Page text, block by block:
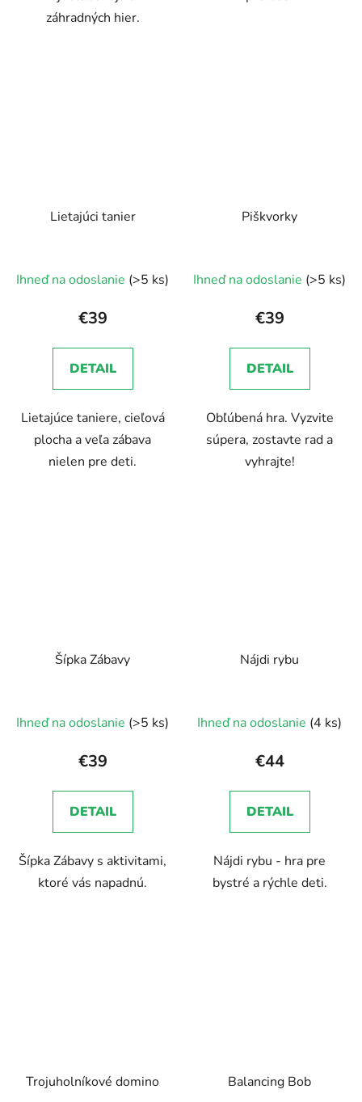
záhradných hier.
Lietajúci tanier
Ihneď na odoslanie (>5 ks)
€39
DETAIL
Lietajúce taniere, cieľová
plocha a veľa zábava
nielen pre deti.
Piškvorky
Ihneď na odoslanie (>5 ks)
€39
DETAIL
Obľúbená hra. Vyzvite
súpera, zostavte rad a
vyhrajte!
Šípka Zábavy
Ihneď na odoslanie (>5 ks)
€39
DETAIL
Šípka Zábavy s aktivitami,
ktoré vás napadnú.
Nájdi rybu
Ihneď na odoslanie (4 ks)
€44
DETAIL
Nájdi rybu - hra pre
bystré a rýchle deti.
Trojuholníkové domino Balancing Bob